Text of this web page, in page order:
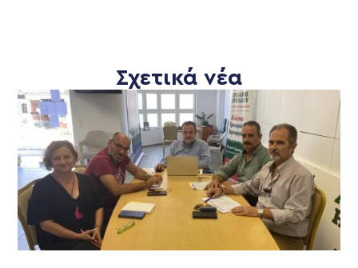
Σχετικά νέα